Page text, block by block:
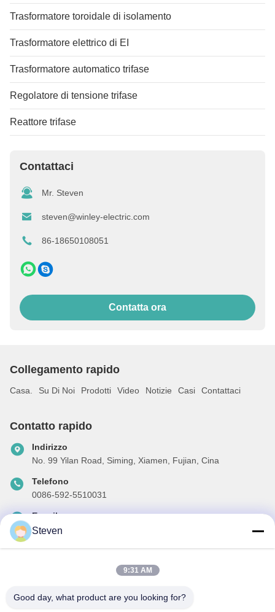
Trasformatore toroidale di isolamento
Trasformatore elettrico di EI
Trasformatore automatico trifase
Regolatore di tensione trifase
Reattore trifase
Contattaci
Mr. Steven
steven@winley-electric.com
86-18650108051
Contatta ora
Collegamento rapido
Casa. Su Di Noi Prodotti Video Notizie Casi Contattaci
Contatto rapido
Indirizzo
No. 99 Yilan Road, Siming, Xiamen, Fujian, Cina
Telefono
0086-592-5510031
E-mail
steven@winley-electric.com
Iscriviti alla nostra newsletter per sconti e altro.
Steven
9:31 AM
Good day, what product are you looking for?